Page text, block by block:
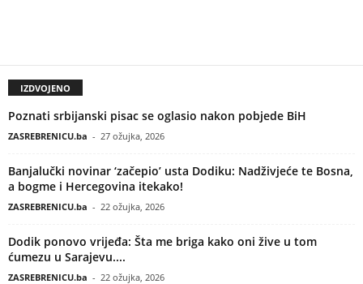
IZDVOJENO
Poznati srbijanski pisac se oglasio nakon pobjede BiH
ZASREBRENICU.ba - 27 ožujka, 2026
Banjalučki novinar ‘začepio’ usta Dodiku: Nadživjeće te Bosna,
a bogme i Hercegovina itekako!
ZASREBRENICU.ba - 22 ožujka, 2026
Dodik ponovo vrijeđa: Šta me briga kako oni žive u tom
ćumezu u Sarajevu....
ZASREBRENICU.ba - 22 ožujka, 2026